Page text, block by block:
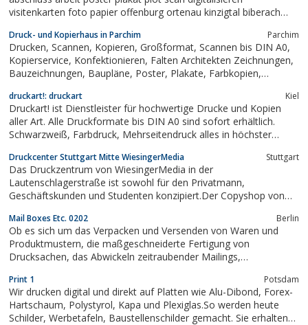
visitenkarten foto papier offenburg ortenau kinzigtal biberach
cad technische zeichnungen farb- schwarzweiß kopien
großformate laminieren briefpapier...
Druck- und Kopierhaus in Parchim Parchim
Drucken, Scannen, Kopieren, Großformat, Scannen bis DIN A0,
Kopierservice, Konfektionieren, Falten Architekten Zeichnungen,
Bauzeichnungen, Baupläne, Poster, Plakate, Farbkopien,
druckart!: druckart Kiel
Druckart! ist Dienstleister für hochwertige Drucke und Kopien
aller Art. Alle Druckformate bis DIN A0 sind sofort erhältlich.
Schwarzweiß, Farbdruck, Mehrseitendruck alles in höchster
Druckcenter Stuttgart Mitte WiesingerMedia Stuttgart
Das Druckzentrum von WiesingerMedia in der
Lautenschlagerstraße ist sowohl für den Privatmann,
Geschäftskunden und Studenten konzipiert.Der Copyshop von
Nähe vom Hauptbahnhof und der Fußgängerzone Königstrasse
in der Lautenschlagerstraße 20 in einer Passage zur...
Mail Boxes Etc. 0202 Berlin
Ob es sich um das Verpacken und Versenden von Waren und
Produktmustern, die maßgeschneiderte Fertigung von
Drucksachen, das Abwickeln zeitraubender Mailings,
Bestellen oder Kaufen, nationalen oder internationalen
Weinversand, Wertversand oder Gepäckversand in...
Print 1 Potsdam
Wir drucken digital und direkt auf Platten wie Alu-Dibond, Forex-
Hartschaum, Polystyrol, Kapa und Plexiglas.So werden heute
Schilder, Werbetafeln, Baustellenschilder gemacht. Sie erhalten